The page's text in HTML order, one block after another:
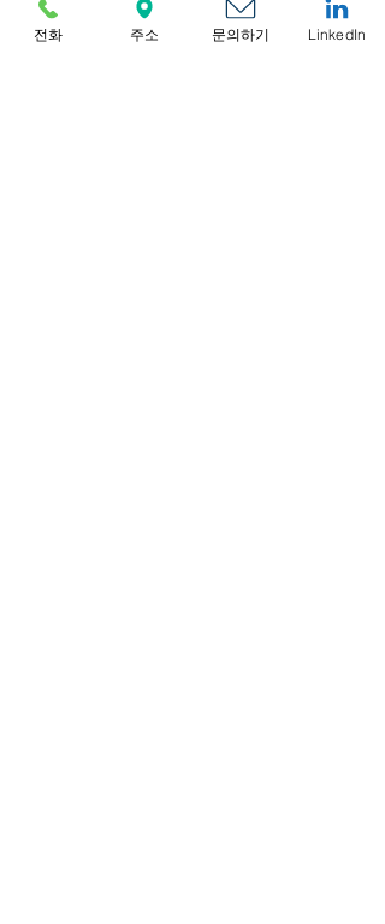
전화 주소 문의하기 LinkedIn